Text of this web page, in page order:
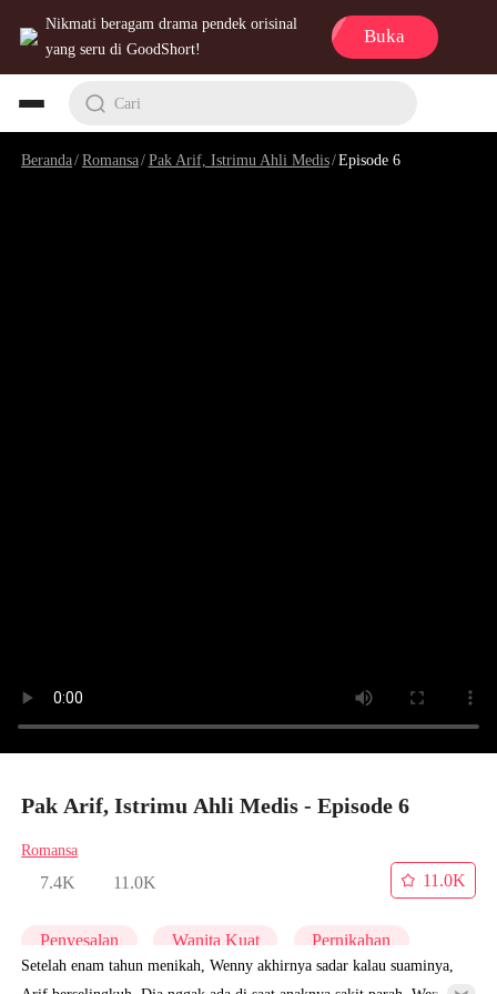
Nikmati beragam drama pendek orisinal
yang seru di GoodShort!
Buka
Cari
Beranda/Romansa/Pak Arif, Istrimu Ahli Medis/Episode 6
Pak Arif, Istrimu Ahli Medis - Episode 6
Romansa
7.4K 11.0K
11.0K
Penyesalan Wanita Kuat Pernikahan
Setelah enam tahun menikah, Wenny akhirnya sadar kalau suaminya,